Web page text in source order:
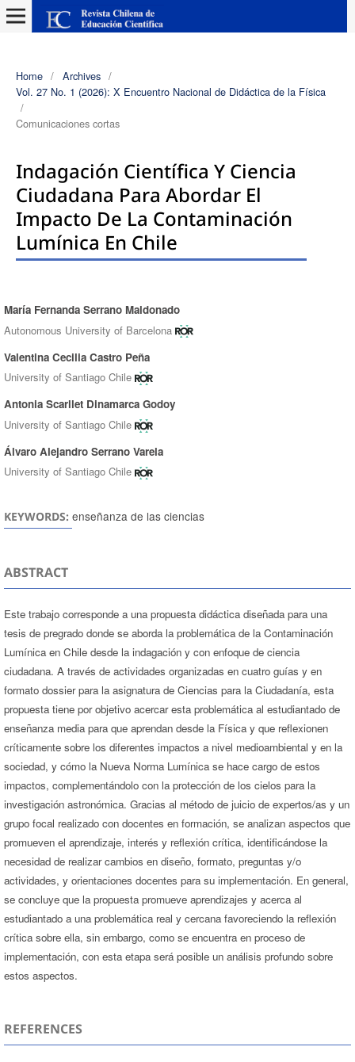
Home / Archives /
Vol. 27 No. 1 (2026): X Encuentro Nacional de Didáctica de la Física
/
Comunicaciones cortas
Indagación Científica Y Ciencia
Ciudadana Para Abordar El
Impacto De La Contaminación
Lumínica En Chile
Authors
María Fernanda Serrano Maldonado
Autonomous University of Barcelona
Valentina Cecilia Castro Peña
University of Santiago Chile
Antonia Scarllet Dinamarca Godoy
University of Santiago Chile
Álvaro Alejandro Serrano Varela
University of Santiago Chile
KEYWORDS: enseñanza de las ciencias
ABSTRACT
Este trabajo corresponde a una propuesta didáctica diseñada para una
tesis de pregrado donde se aborda la problemática de la Contaminación
Lumínica en Chile desde la indagación y con enfoque de ciencia
ciudadana. A través de actividades organizadas en cuatro guías y en
formato dossier para la asignatura de Ciencias para la Ciudadanía, esta
propuesta tiene por objetivo acercar esta problemática al estudiantado de
enseñanza media para que aprendan desde la Física y que reflexionen
críticamente sobre los diferentes impactos a nivel medioambiental y en la
sociedad, y cómo la Nueva Norma Lumínica se hace cargo de estos
impactos, complementándolo con la protección de los cielos para la
investigación astronómica. Gracias al método de juicio de expertos/as y un
grupo focal realizado con docentes en formación, se analizan aspectos que
promueven el aprendizaje, interés y reflexión crítica, identificándose la
necesidad de realizar cambios en diseño, formato, preguntas y/o
actividades, y orientaciones docentes para su implementación. En general,
se concluye que la propuesta promueve aprendizajes y acerca al
estudiantado a una problemática real y cercana favoreciendo la reflexión
crítica sobre ella, sin embargo, como se encuentra en proceso de
implementación, con esta etapa será posible un análisis profundo sobre
estos aspectos.
REFERENCES